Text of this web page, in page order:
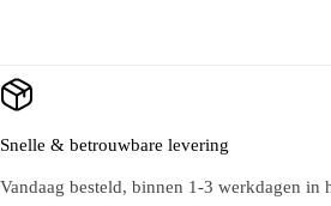
Snelle & betrouwbare levering
Vandaag besteld, binnen 1-3 werkdagen in